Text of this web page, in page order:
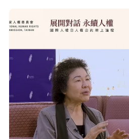
全
策
私
權
保